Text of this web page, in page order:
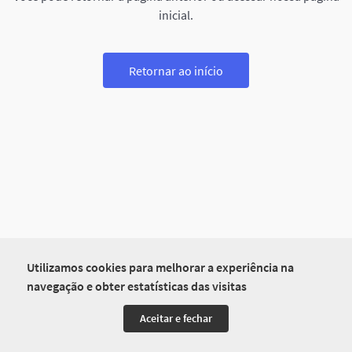
Utilizamos cookies para melhorar a experiência na
navegação e obter estatísticas das visitas
Aceitar e fechar
inicial.
Retornar ao início